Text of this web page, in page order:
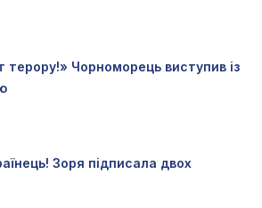
терору!» Чорноморець виступив із
Зоря підписала двох